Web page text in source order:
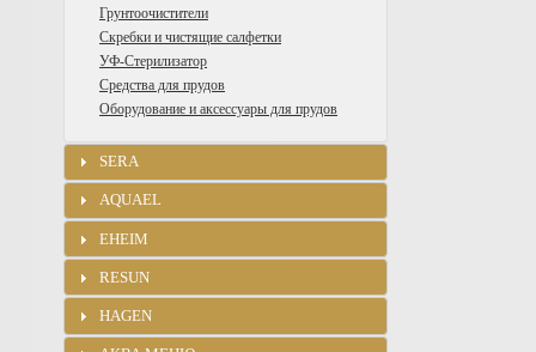
Грунтоочистители
Скребки и чистящие салфетки
УФ-Стерилизатор
Средства для прудов
Оборудование и аксессуары для прудов
SERA
AQUAEL
EHEIM
RESUN
HAGEN